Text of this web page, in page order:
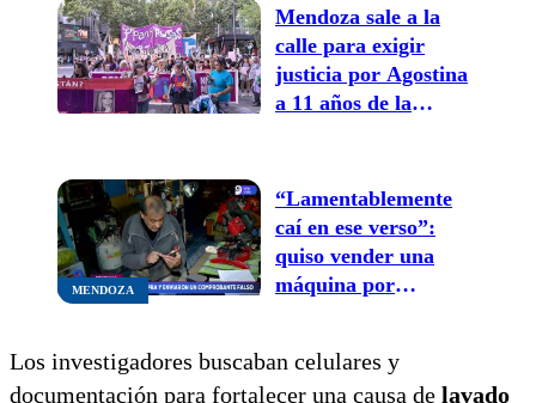
Mendoza sale a la
calle para exigir
justicia por Agostina
a 11 años de la
MENDOZA
“Lamentablemente
caí en ese verso”:
quiso vender una
máquina por
Mercado Pago
Los investigadores buscaban celulares y
documentación para fortalecer una causa de lavado